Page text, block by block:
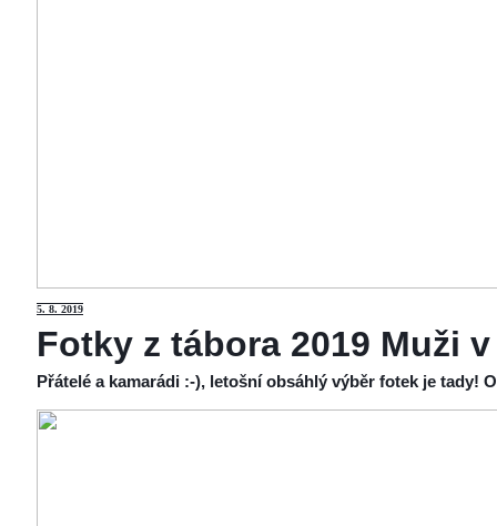
5. 8. 2019
Fotky z tábora 2019 Muži
Přátelé a kamarádi :-), letošní obsáhlý výběr fotek je tady!